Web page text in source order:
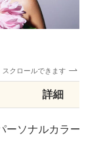
スクロールできます
詳細
ーソナルカラー